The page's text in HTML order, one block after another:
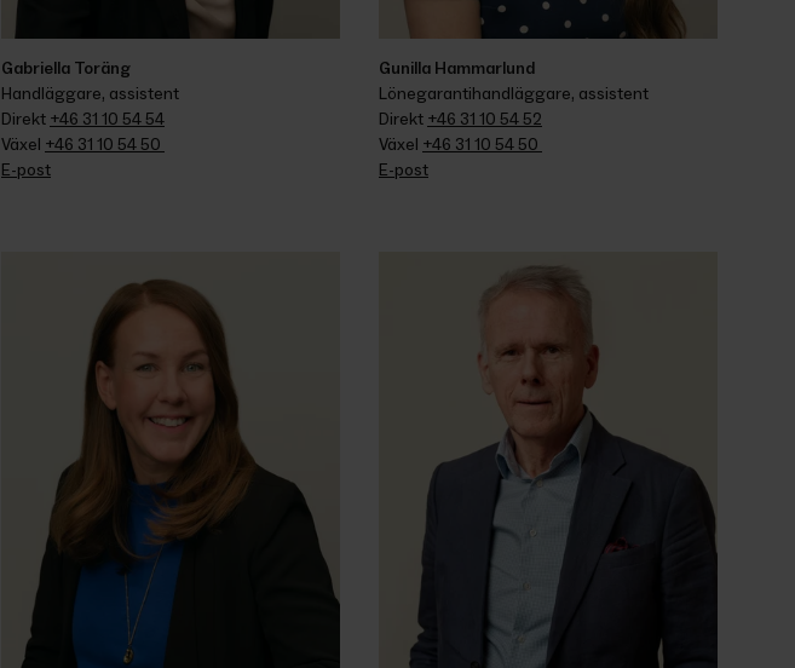
Gabriella Toräng
Handläggare, assistent
Direkt +46 31 10 54 54
Växel +46 31 10 54 50
E-post
Gunilla Hammarlund
Lönegarantihandläggare, assistent
Direkt +46 31 10 54 52
Växel +46 31 10 54 50
E-post